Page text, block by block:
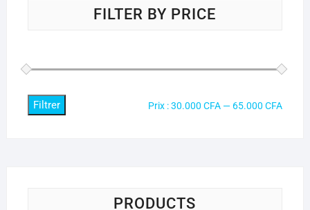
FILTER BY PRICE
Filtrer Prix :30.000 CFA — 65.000 CFA
PRODUCTS